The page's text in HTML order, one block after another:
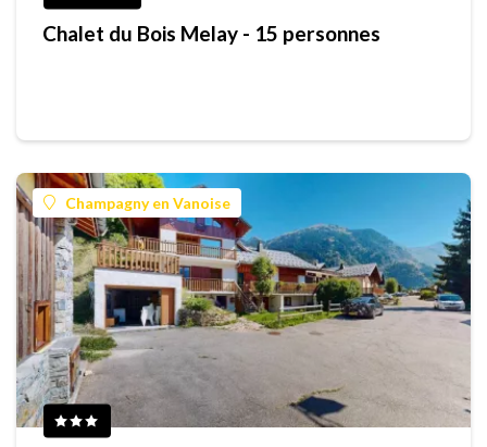
Chalet du Bois Melay - 15 personnes
Champagny en Vanoise